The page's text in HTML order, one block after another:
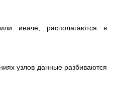
иначе, располагаются в
узлов данные разбиваются